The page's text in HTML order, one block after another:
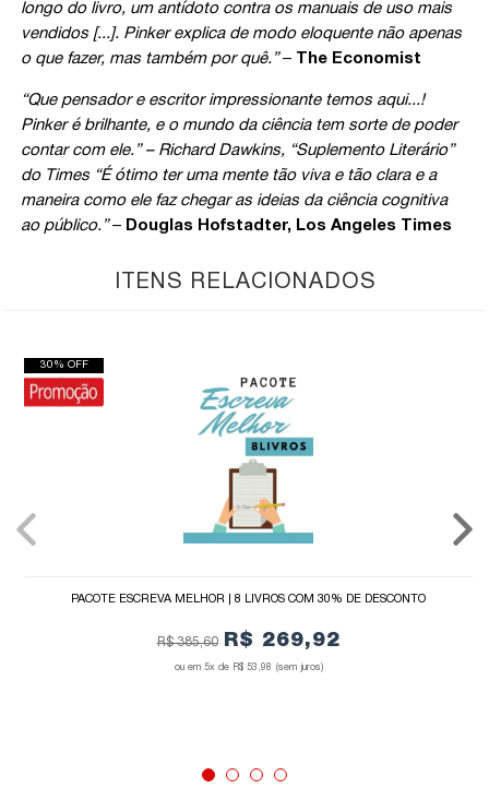
longo do livro, um antídoto contra os manuais de uso mais
vendidos [...]. Pinker explica de modo eloquente não apenas
o que fazer, mas também por quê.”– The Economist
“Que pensador e escritor impressionante temos aqui...!
Pinker é brilhante, e o mundo da ciência tem sorte de poder
contar com ele.” – Richard Dawkins, “Suplemento Literário”
do Times “É ótimo ter uma mente tão viva e tão clara e a
maneira como ele faz chegar as ideias da ciência cognitiva
ao público.”– Douglas Hofstadter, Los Angeles Times
ITENS RELACIONADOS
30% OFF
PACOTE ESCREVA MELHOR | 8 LIVROS COM 30% DE DESCONTO
R$ 385,60 R$ 269,92
5x de R$ 53,98 (sem juros)